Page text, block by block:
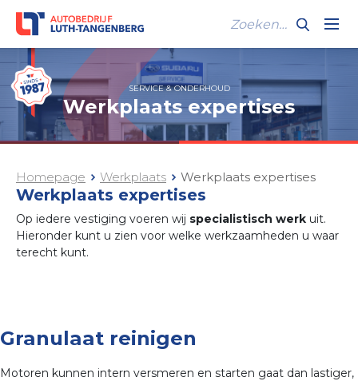
SERVICE & ONDERHOUD
Werkplaats expertises
Homepage Werkplaats Werkplaats expertises
Werkplaats expertises
Op iedere vestiging voeren wij specialistisch werk uit.
Hieronder kunt u zien voor welke werkzaamheden u waar
terecht kunt.
Granulaat reinigen
Motoren kunnen intern versmeren en starten gaat dan lastiger,